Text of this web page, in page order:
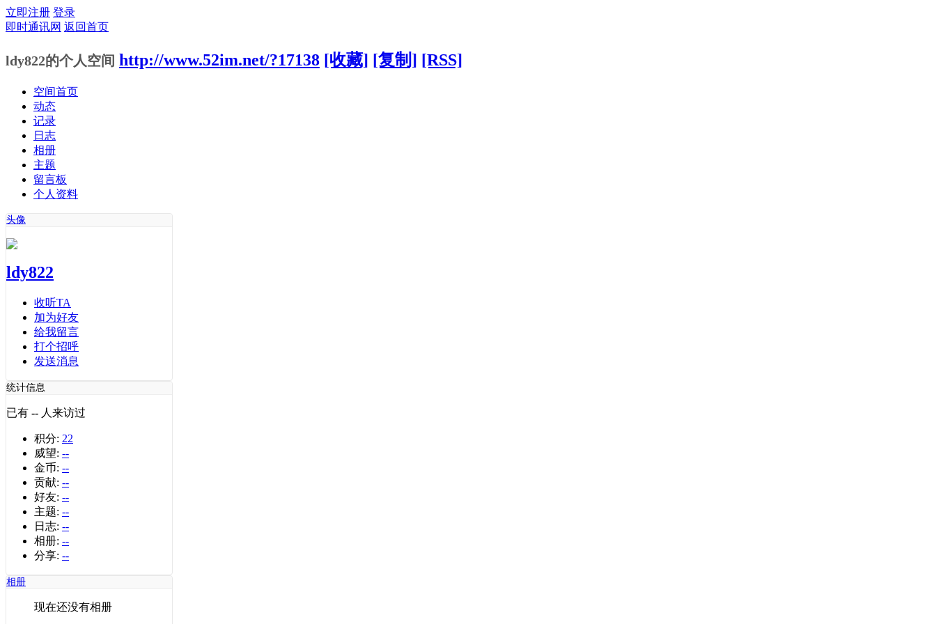
立即注册 登录
即时通讯网 返回首页
ldy822的个人空间 http://www.52im.net/?17138 [收藏] [复制] [RSS]
空间首页
动态
记录
日志
相册
主题
留言板
个人资料
头像
ldy822
收听TA
加为好友
给我留言
打个招呼
发送消息
统计信息
已有 -- 人来访过
积分: 22
威望: --
金币: --
贡献: --
好友: --
主题: --
日志: --
相册: --
分享: --
相册
现在还没有相册